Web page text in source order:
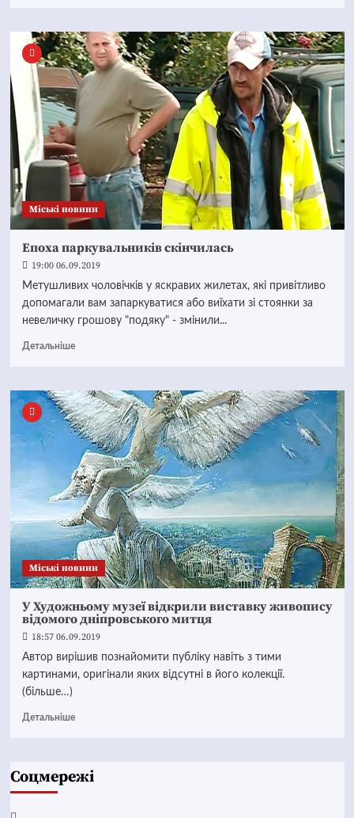
Mіські новини
Епоха паркувальників скінчилась
19:00 06.09.2019
Метушливих чоловічків у яскравих жилетах, які привітливо
допомагали вам запаркуватися або виїхати зі стоянки за
невеличку грошову "подяку" - змінили...
Детальніше
Mіські новини
У Художньому музеї відкрили виставку живопису
відомого дніпровського митця
18:57 06.09.2019
Автор вирішив познайомити публіку навіть з тими
картинами, оригінали яких відсутні в його колекції.
(більше…)
Детальніше
Соцмережі